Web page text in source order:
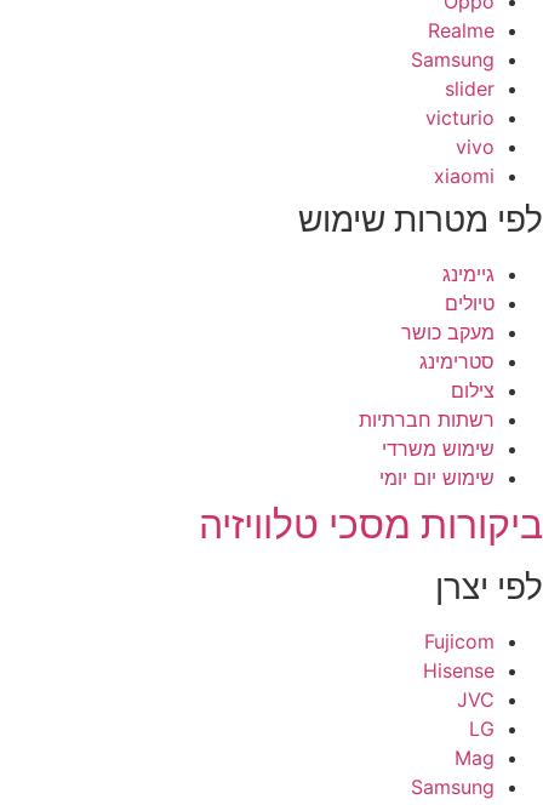
Realme
Samsung
slider
victurio
vivo
xiaomi
מטרות שימוש
גיימינג
טיולים
מעקב כושר
סטרימינג
צילום
רשתות חברתיות
שימוש משרדי
שימוש יום יומי
מסכי טלוויזיה
יצרן
Fujicom
Hisense
JVC
LG
Mag
Samsung